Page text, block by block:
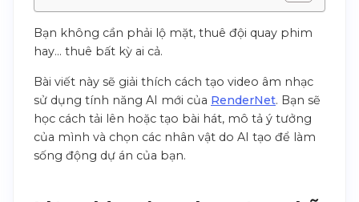
Bạn không cần phải lộ mặt, thuê đội quay phim
hay… thuê bất kỳ ai cả.
Bài viết này sẽ giải thích cách tạo video âm nhạc
sử dụng tính năng AI mới của RenderNet. Bạn sẽ
học cách tải lên hoặc tạo bài hát, mô tả ý tưởng
của mình và chọn các nhân vật do AI tạo để làm
sống động dự án của bạn.